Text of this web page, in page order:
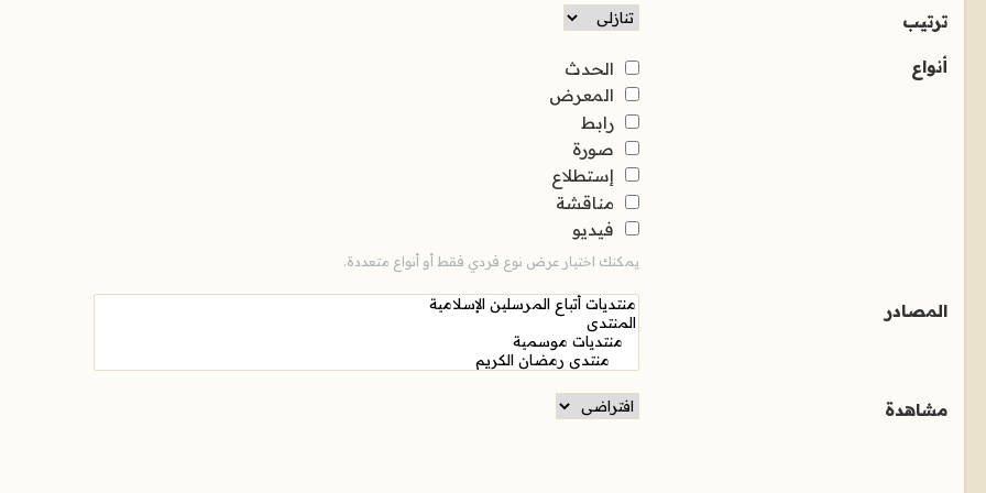
ترتيب
أنواع
الحدث
المعرض
رابط
صورة
إستطلاع
مناقشة
فيديو
يمكنك اختيار عرض نوع فردي فقط أو أنواع متعددة.
المصادر
مشاهدة